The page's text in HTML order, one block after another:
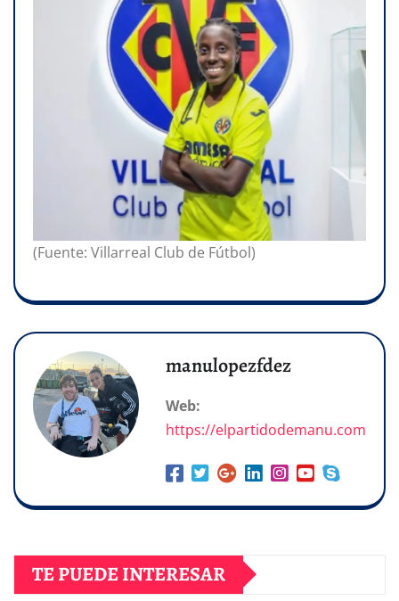
(Fuente: Villarreal Club de Fútbol)
manulopezfdez
Web:
https://elpartidodemanu.com
TE PUEDE INTERESAR